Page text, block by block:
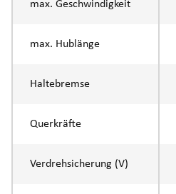
max. Geschwindigkeit
max. Hublänge
Haltebremse
Querkräfte
Verdrehsicherung (V)